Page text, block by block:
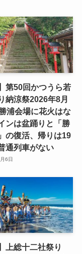
第50回かつうら若
納涼祭2026年8月
浦会場に花火はな
ンは盆踊りと「勝
の復活、帰りは19
通列車がない
6日
上総十二社祭り